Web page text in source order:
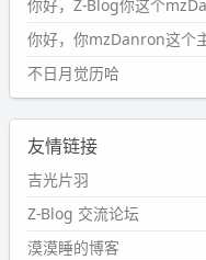
#PubWordVSCode 内
一直是个痛点，一般都
了。。
wdssmq
2024-09-11 08:45:43
#PubWord
然后天凉了，为了应对
会略窄。。
wdssmq
不日月觉历哈
友情链接
吉光片羽
Z-Blog 交流论坛
漠漠睡的博客